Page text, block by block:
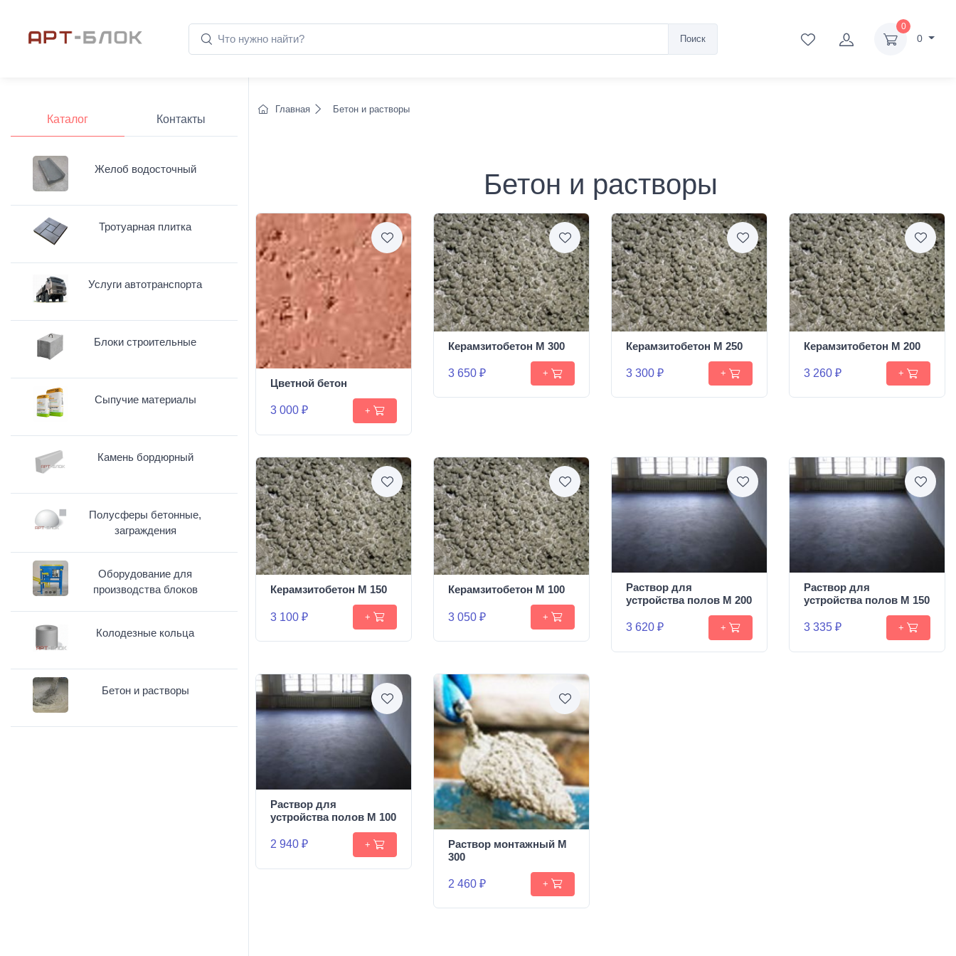
Поиск
0
0
Главная Бетон и растворы
Бетон и растворы
Цветной бетон
3 000 ₽ +
Керамзитобетон М 300
3 650 ₽ +
Керамзитобетон М 250
3 300 ₽ +
Керамзитобетон М 200
3 260 ₽ +
Керамзитобетон М 150
3 100 ₽ +
Керамзитобетон М 100
3 050 ₽ +
Раствор для
устройства полов М 200
3 620 ₽ +
Раствор для
устройства полов М 150
3 335 ₽ +
Раствор для
устройства полов М 100
2 940 ₽ +
Раствор монтажный М
300
2 460 ₽ +
Каталог Контакты
Желоб водосточный
Тротуарная плитка
Услуги автотранспорта
Блоки строительные
Сыпучие материалы
Камень бордюрный
Полусферы бетонные,
заграждения
Оборудование для
производства блоков
Колодезные кольца
Бетон и растворы